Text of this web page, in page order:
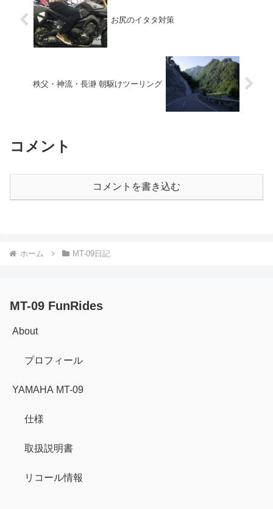
お尻のイタタ対策
秩父・神流・長瀞 朝駆けツーリング
コメント
コメントを書き込む
ホーム MT-09日記
MT-09 FunRides
About
プロフィール
YAMAHA MT-09
仕様
取扱説明書
リコール情報